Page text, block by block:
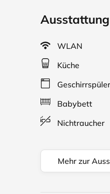
Im Restaurant
Geschäfte für den
Zum Bahnhof und
oder auch
genießen können.
WLAN
Küche
Geschirrspüler
Babybett
Nichtraucher
Mehr zur